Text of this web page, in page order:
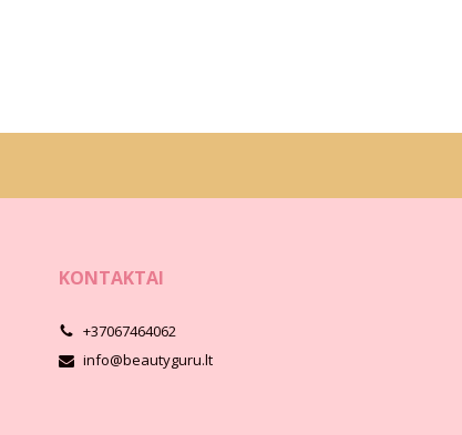
KONTAKTAI
+37067464062
info@beautyguru.lt